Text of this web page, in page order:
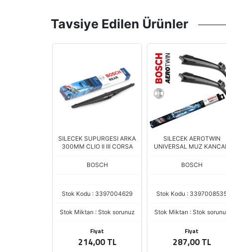
Tavsiye Edilen Ürünler
SILECEK SUPURGESI ARKA
300MM CLIO II III CORSA
BOSCH
Stok Kodu : 3397004629
Stok Miktarı : Stok sorunuz
Fiyat
214,00 TL
SILECEK AEROTWIN
UNIVERSAL MUZ
BOSCH
Stok Kodu :
Stok Miktarı : Stok
Fiyat
287,00 TL